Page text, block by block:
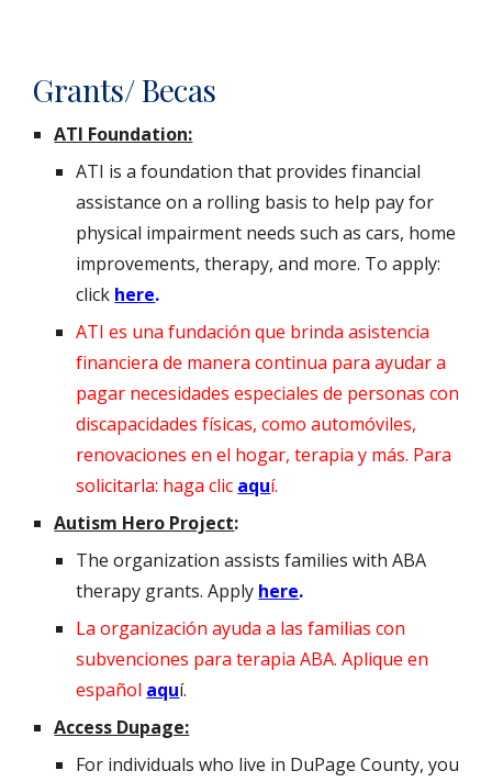
Grants/ Becas
ATI Foundation:
ATI is a foundation that provides financial
assistance on a rolling basis to help pay for
physical impairment needs such as cars, home
improvements, therapy, and more. To apply:
click here.
ATI es una fundación que brinda asistencia
financiera de manera continua para ayudar a
pagar necesidades especiales de personas con
discapacidades físicas, como automóviles,
renovaciones en el hogar, terapia y más. Para
solicitarla: haga clic aquí.
Autism Hero Project:
The organization assists families with ABA
therapy grants. Apply here.
La organización ayuda a las familias con
subvenciones para terapia ABA. Aplique en
español aquí.
Access Dupage:
For individuals who live in DuPage County, you